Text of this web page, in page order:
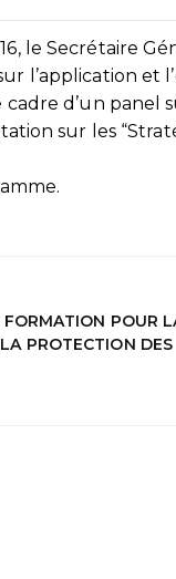
le Secrétaire
l’application et
d’un panel
sur les
POUR
PROTECTION DES